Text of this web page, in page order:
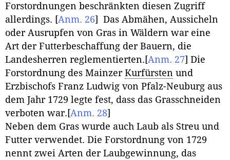
Forstordnungen beschränkten diesen Zugriff
allerdings. [Anm. 26]
Das Abmähen, Aussicheln
oder Ausrupfen von Gras in Wäldern war eine
Art der Futterbeschaffung der Bauern, die
Landesherren reglementierten. [Anm. 27] Die
Forstordnung des Mainzer Kurfürsten und
Erzbischofs Franz Ludwig von Pfalz-Neuburg aus
dem Jahr 1729 legte fest, dass das Grasschneiden
verboten war. [Anm. 28]
Neben dem Gras wurde auch Laub als Streu und
Futter verwendet. Die Forstordnung von 1729
nennt zwei Arten der Laubgewinnung, das